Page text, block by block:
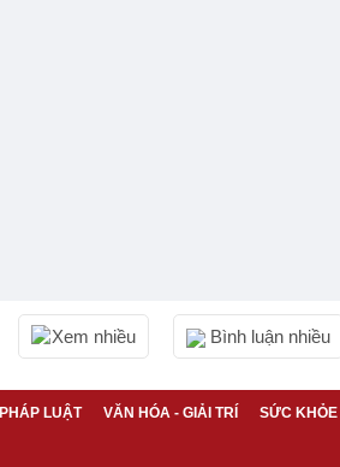
Xem nhiều Bình luận nhiều
PHÁP LUẬT VĂN HÓA - GIẢI TRÍ SỨC KHỎE